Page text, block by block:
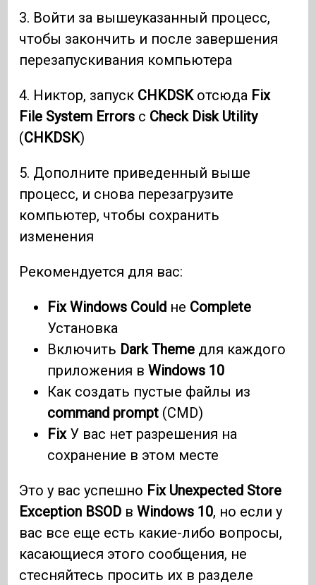
3. Войти за вышеуказанный процесс,
чтобы закончить и после завершения
перезапускивания компьютера
4. Никтор, запуск CHKDSKотсюда Fix
File System Errors с Check Disk Utility
(CHKDSK)
5. Дополните приведенный выше
процесс, и снова перезагрузите
компьютер, чтобы сохранить
изменения
Рекомендуется для вас:
Fix Windows Could не Complete
Установка
Включить Dark Theme для каждого
приложения вWindows 10
Как создать пустые файлы из
command prompt (CMD)
FixУ вас нет разрешения на
сохранение в этом месте
Это у вас успешно Fix Unexpected Store
Exception BSOD вWindows 10, но если у
вас все еще есть какие-либо вопросы,
касающиеся этого сообщения, не
стесняйтесь просить их в разделе